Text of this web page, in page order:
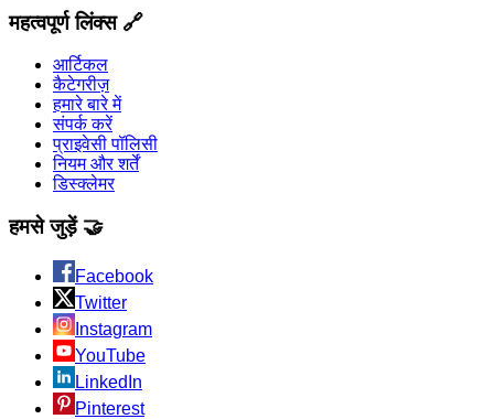
महत्वपूर्ण लिंक्स 🔗
आर्टिकल
कैटेगरीज़
हमारे बारे में
संपर्क करें
प्राइवेसी पॉलिसी
नियम और शर्तें
डिस्क्लेमर
हमसे जुड़ें 🤝
Facebook
Twitter
Instagram
YouTube
LinkedIn
Pinterest